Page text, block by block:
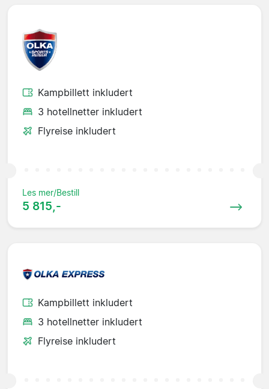
Kampbillett inkludert
3 hotellnetter inkludert
Flyreise inkludert
Les mer/Bestill
5 815,-
Kampbillett inkludert
3 hotellnetter inkludert
Flyreise inkludert